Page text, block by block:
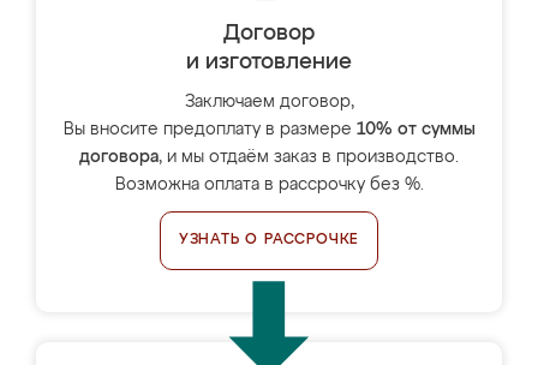
Договор
и изготовление
Заключаем договор,
Вы вносите предоплату в размере 10% от суммы
договора, и мы отдаём заказ в производство.
Возможна оплата в рассрочку без %.
УЗНАТЬ О РАССРОЧКЕ